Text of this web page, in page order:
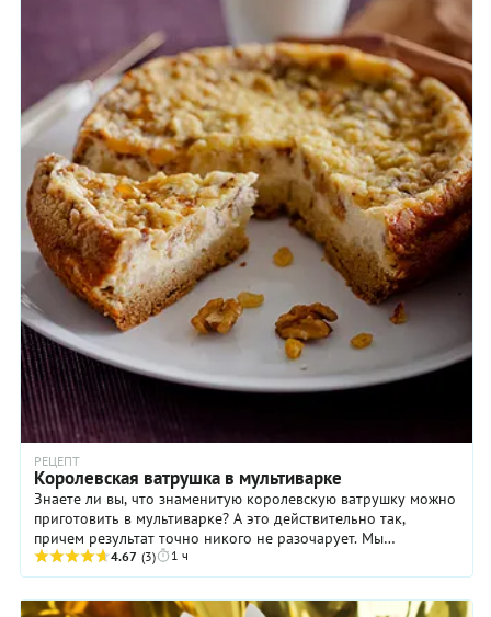
РЕЦЕПТ
Королевская ватрушка в мультиварке
Знаете ли вы, что знаменитую королевскую ватрушку можно
приготовить в мультиварке? А это действительно так,
причем результат точно никого не разочарует. Мы
предлагаем начинить ватрушку традиционно — ...
4.67 (3) 1 ч